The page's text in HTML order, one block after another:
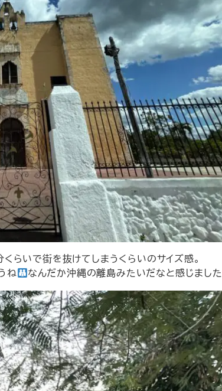
らいで街を抜けてしまうくらいのサイズ感。
ね
なんだか沖縄の離島みたいだなと感じました